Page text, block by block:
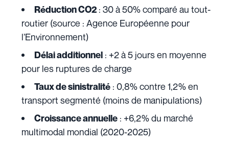
Réduction CO2 : 30 à 50% comparé au tout-
routier (source : Agence Européenne pour
l’Environnement)
Délai additionnel : +2 à 5 jours en moyenne
pour les ruptures de charge
Taux de sinistralité : 0,8% contre 1,2% en
transport segmenté (moins de manipulations)
Croissance annuelle : +6,2% du marché
multimodal mondial (2020-2025)